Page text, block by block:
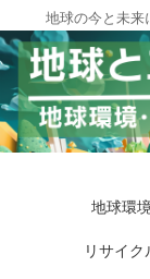
地球の今と未来
地球環境
リサイク